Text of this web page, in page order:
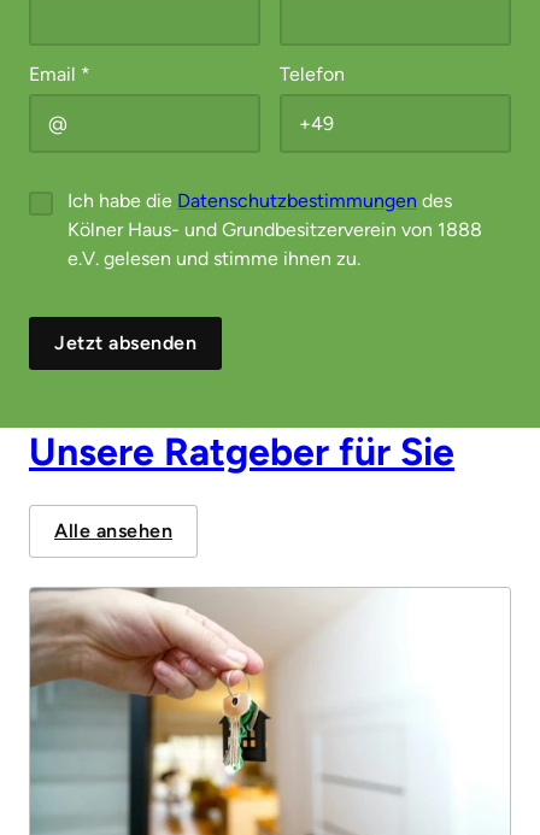
Email * Telefon
Ich habe die Datenschutzbestimmungen des
Kölner Haus- und Grundbesitzerverein von 1888
e.V. gelesen und stimme ihnen zu.
Jetzt absenden
Unsere Ratgeber für Sie
Alle ansehen